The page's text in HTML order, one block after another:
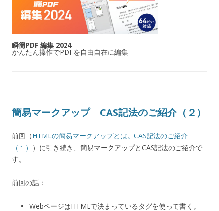
瞬簡PDF 編集 2024
かんたん操作でPDFを自由自在に編集
簡易マークアップ CAS記法のご紹介（２）
前回（HTMLの簡易マークアップとは。CAS記法のご紹介
（１） ）に引き続き、簡易マークアップとCAS記法のご紹介で
す。
前回の話：
WebページはHTMLで決まっているタグを使って書く。